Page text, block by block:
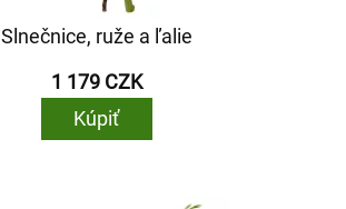
Slnečnice, ruže a ľalie
1 179 CZK
Kúpiť